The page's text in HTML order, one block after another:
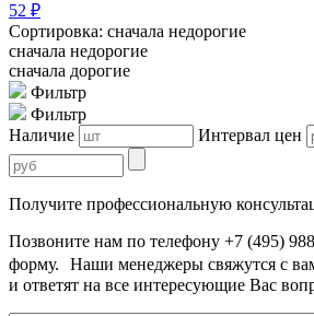
52 ₽
Сортировка: сначала недорогие
сначала недорогие
сначала дорогие
Фильтр
Фильтр
Наличие
Интервал цен
Получите профессиональную
Позвоните нам по телефону +7 (495)
форму. Наши менеджеры свяжутся с
и ответят на все интересующие Вас